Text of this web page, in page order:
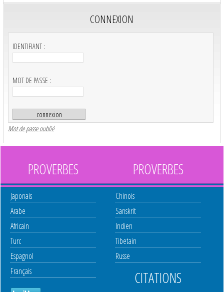
CONNEXION
IDENTIFIANT :
MOT DE PASSE :
Mot de passe oublié
PROVERBES
Japonais
Arabe
Africain
Turc
Espagnol
Français
PROVERBES
Chinois
Sanskrit
Indien
Tibetain
Russe
CITATIONS